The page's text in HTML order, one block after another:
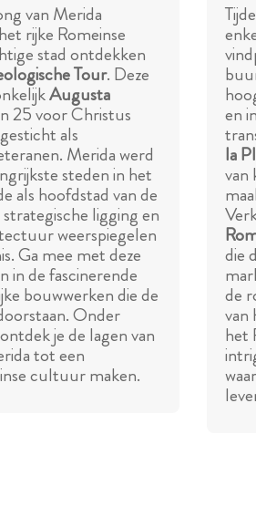
van Merida
rijke Romeinse
stad ontdekken
Tour. Deze
Augusta
25 voor Christus
als
Merida werd
steden in het
als hoofdstad van de
ligging en
weerspiegelen
Ga mee met deze
in de fascinerende
bouwwerken die de
Onder
je de lagen van
tot een
cultuur maken.
en
la
van
die
de
van
het